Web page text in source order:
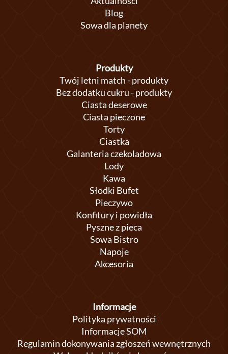
Blog
Sowa dla planety
Produkty
Twój letni match - produkty
Bez dodatku cukru - produkty
Ciasta deserowe
Ciasta pieczone
Torty
Ciastka
Galanteria czekoladowa
Lody
Kawa
Słodki Bufet
Pieczywo
Konfitury i powidła
Pyszne z pieca
Sowa Bistro
Napoje
Akcesoria
Informacje
Polityka prywatności
Informacje SOM
Regulamin dokonywania zgłoszeń wewnętrznych